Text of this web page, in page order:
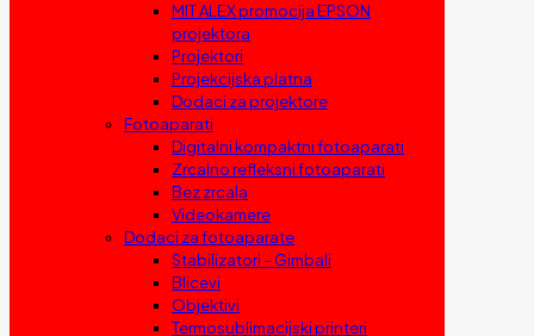
MIT ALEX promocija EPSON
projektora
Projektori
Projekcijska platna
Dodaci za projektore
Fotoaparati
Digitalni kompaktni fotoaparati
Zrcalno refleksni fotoaparati
Bez zrcala
Videokamere
Dodaci za fotoaparate
Stabilizatori – Gimbali
Blicevi
Objektivi
Termosublimacijski printeri